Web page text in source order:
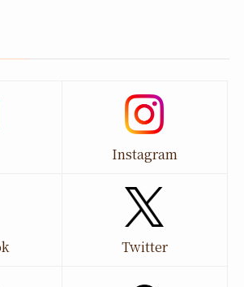
Instagram
Twitter